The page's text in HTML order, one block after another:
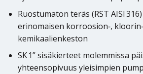
Ruostumaton teräs (RST AISI
erinomaisen korroosion‑,
kemikaalienkeston
SK 1” sisäkierteet molemmissa
yhteensopivuus yleisimpien